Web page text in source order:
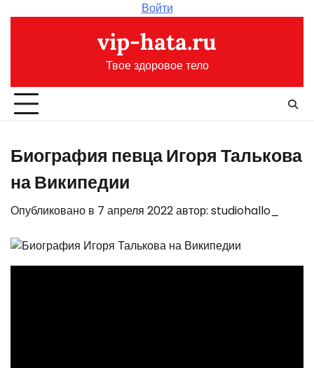
Войти
vip-hata.ru
Твое здоровое тело
Биография певца Игоря Талькова
на Википедии
Опубликовано в 7 апреля 2022автор: studiohallo_